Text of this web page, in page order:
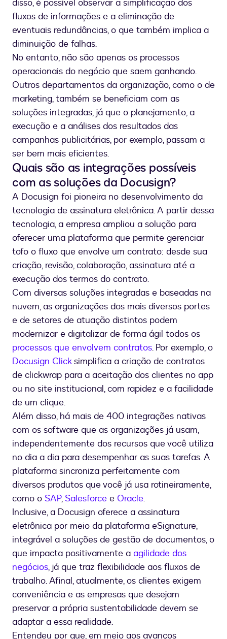
disso, é possível observar a simplificação dos
fluxos de informações e a eliminação de
eventuais redundâncias, o que também implica a
diminuição de falhas.
No entanto, não são apenas os processos
operacionais do negócio que saem ganhando.
Outros departamentos da organização, como o de
marketing, também se beneficiam com as
soluções integradas, já que o planejamento, a
execução e a análises dos resultados das
campanhas publicitárias, por exemplo, passam a
ser bem mais eficientes.
Quais são as integrações possíveis
com as soluções da Docusign?
A Docusign foi pioneira no desenvolvimento da
tecnologia de assinatura eletrônica. A partir dessa
tecnologia, a empresa ampliou a solução para
oferecer uma plataforma que permite gerenciar
tofo o fluxo que envolve um contrato: desde sua
criação, revisão, colaboração, assinatura até a
execução dos termos do contrato.
Com diversas soluções integradas e baseadas na
nuvem, as organizações dos mais diversos portes
e de setores de atuação distintos podem
modernizar e digitalizar de forma ágil todos os
processos que envolvem contratos. Por exemplo, o
Docusign Clicksimplifica a criação de contratos
de clickwrap para a aceitação dos clientes no app
ou no site institucional, com rapidez e a facilidade
de um clique.
Além disso, há mais de 400 integrações nativas
com os software que as organizações já usam,
independentemente dos recursos que você utiliza
no dia a dia para desempenhar as suas tarefas. A
plataforma sincroniza perfeitamente com
diversos produtos que você já usa rotineiramente,
como o SAP,Salesforce e Oracle.
Inclusive, a Docusign oferece a assinatura
eletrônica por meio da plataforma eSignature,
integrável a soluções de gestão de documentos, o
que impacta positivamente a agilidade dos
negócios, já que traz flexibilidade aos fluxos de
trabalho. Afinal, atualmente, os clientes exigem
conveniência e as empresas que desejam
preservar a própria sustentabilidade devem se
adaptar a essa realidade.
Entendeu por que, em meio aos avanços